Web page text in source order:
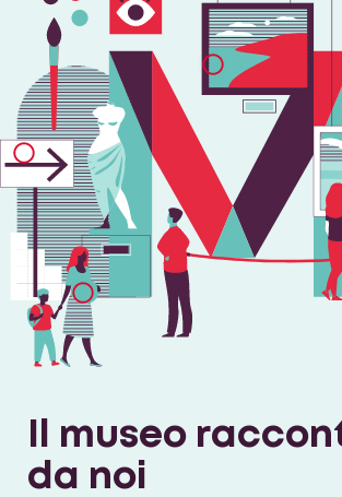
Il museo
da noi